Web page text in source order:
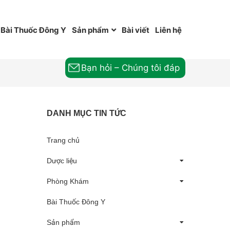
Bài Thuốc Đông Y Sản phẩm Bài viết Liên hệ
Bạn hỏi – Chúng tôi đáp
DANH MỤC TIN TỨC
Trang chủ
Dược liệu
Phòng Khám
Bài Thuốc Đông Y
Sản phẩm